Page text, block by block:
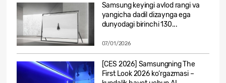
Samsung keyingi avlod rangi va
yangicha dadil dizaynga ega
dunyodagi birinchi 130...
07/01/2026
[CES 2026] Samsungning The
First Look 2026 ko‘rgazmasi –